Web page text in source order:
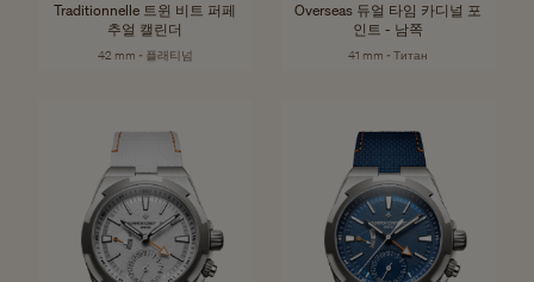
Traditionnelle 트윈 비트 퍼페
추얼 캘린더
42 mm - 플래티넘
Overseas 듀얼 타임 카디널 포
인트 - 남쪽
41 mm - Титан